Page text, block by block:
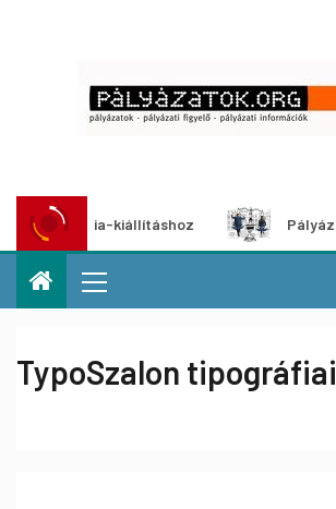
kiállításhoz Pályázat a
TypoSzalon